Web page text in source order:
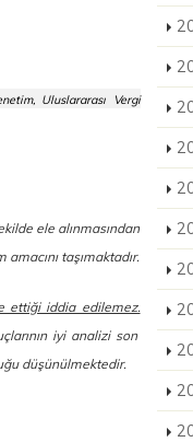
Uluslararası Vergi
ele alınmasından
taşımaktadır.
ettiği iddia edilemez.
iyi analizi son
düşünülmektedir.